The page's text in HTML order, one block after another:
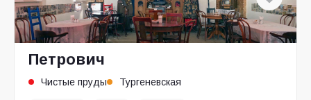
Петрович
Чистые пруды Тургеневская